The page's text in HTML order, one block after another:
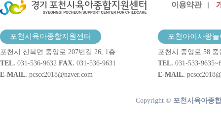
이용약관
포천시육아종합지원센터
포천시 신북면 중앙로 207번길 26, 1층
TEL. 031-536-9632 FAX. 031-536-9631
E-MAIL. pcscc2018@naver.com
포천아이사랑
포천시 중앙로 58
TEL. 031-533-
E-MAIL.
Copyright © 포천시육아종